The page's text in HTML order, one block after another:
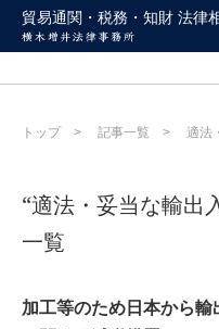
貿易通関・税務・知財 法律
トップ 記事一覧 適法
“適法・妥当な輸出
一覧
加工等のため日本から